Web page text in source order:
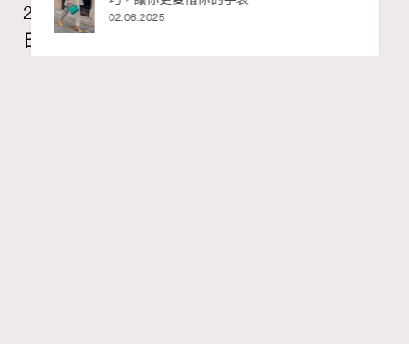
2026年8月每周星座運程【8月9日至8月15
日】